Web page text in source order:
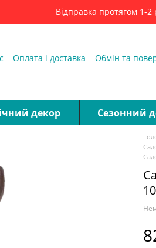
Відправка протягом 1-2
Оплата і доставка Обмін та
декор Сезонний